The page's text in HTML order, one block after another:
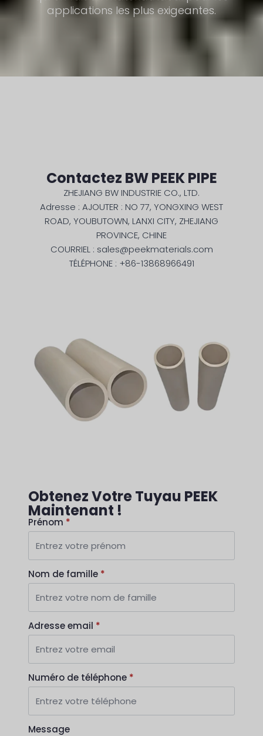
applications les plus exigeantes.
Contactez BW PEEK PIPE
ZHEJIANG BW INDUSTRIE CO., LTD.
Adresse : AJOUTER : NO 77, YONGXING WEST
ROAD, YOUBUTOWN, LANXI CITY, ZHEJIANG
PROVINCE, CHINE
COURRIEL : sales@peekmaterials.com
TÉLÉPHONE : +86-13868966491
Obtenez Votre Tuyau PEEK
Maintenant !
Prénom *
Nom de famille *
Adresse email *
Numéro de téléphone *
Message